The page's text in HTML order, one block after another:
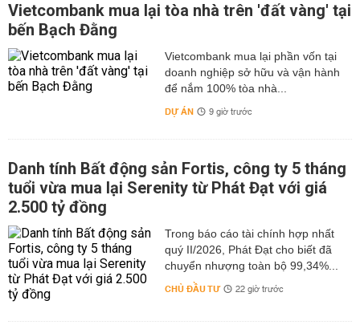
Vietcombank mua lại tòa nhà trên 'đất vàng' tại
bến Bạch Đằng
Vietcombank mua lại phần vốn tại
doanh nghiệp sở hữu và vận hành
để nắm 100% tòa nhà...
DỰ ÁN 9 giờ trước
Danh tính Bất động sản Fortis, công ty 5 tháng
tuổi vừa mua lại Serenity từ Phát Đạt với giá
2.500 tỷ đồng
Trong báo cáo tài chính hợp nhất
quý II/2026, Phát Đạt cho biết đã
chuyển nhượng toàn bộ 99,34%...
CHỦ ĐẦU TƯ 22 giờ trước